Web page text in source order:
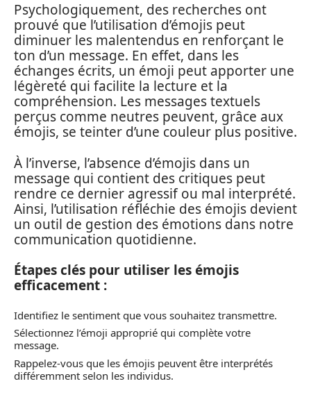
Psychologiquement, des recherches ont
prouvé que l’utilisation d’émojis peut
diminuer les malentendus en renforçant le
ton d’un message. En effet, dans les
échanges écrits, un émoji peut apporter une
légèreté qui facilite la lecture et la
compréhension. Les messages textuels
perçus comme neutres peuvent, grâce aux
émojis, se teinter d’une couleur plus positive.
À l’inverse, l’absence d’émojis dans un
message qui contient des critiques peut
rendre ce dernier agressif ou mal interprété.
Ainsi, l’utilisation réfléchie des émojis devient
un outil de gestion des émotions dans notre
communication quotidienne.
Étapes clés pour utiliser les émojis
efficacement :
Identifiez le sentiment que vous souhaitez transmettre.
Sélectionnez l’émoji approprié qui complète votre
message.
Rappelez-vous que les émojis peuvent être interprétés
différemment selon les individus.